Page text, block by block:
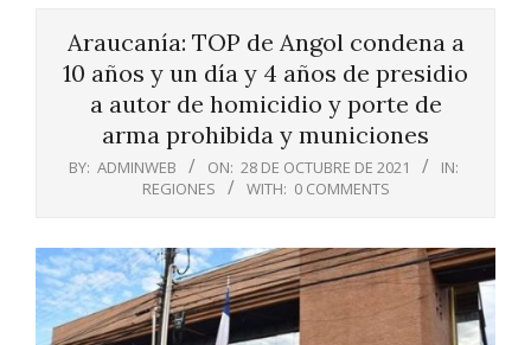
Araucanía: TOP de Angol condena a
10 años y un día y 4 años de presidio
a autor de homicidio y porte de
arma prohibida y municiones
BY: ADMINWEB ON: 28 DE OCTUBRE DE 2021
IN:
REGIONES
WITH: 0 COMMENTS